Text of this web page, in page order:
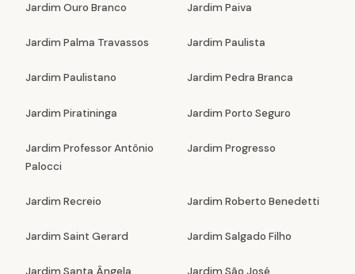
Jardim Ouro Branco Jardim Paiva
Jardim Palma Travassos Jardim Paulista
Jardim Paulistano Jardim Pedra Branca
Jardim Piratininga Jardim Porto Seguro
Jardim Professor Antônio
Palocci
Jardim Progresso
Jardim Recreio Jardim Roberto Benedetti
Jardim Saint Gerard Jardim Salgado Filho
Jardim Santa Ângela Jardim São José